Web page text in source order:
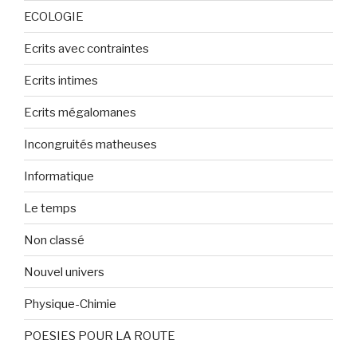
ECOLOGIE
Ecrits avec contraintes
Ecrits intimes
Ecrits mégalomanes
Incongruités matheuses
Informatique
Le temps
Non classé
Nouvel univers
Physique-Chimie
POESIES POUR LA ROUTE